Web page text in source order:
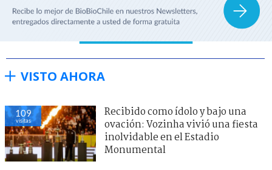
VISTO AHORA
109
visitas
Recibido como ídolo y bajo una
ovación: Vozinha vivió una fiesta
inolvidable en el Estadio
Monumental